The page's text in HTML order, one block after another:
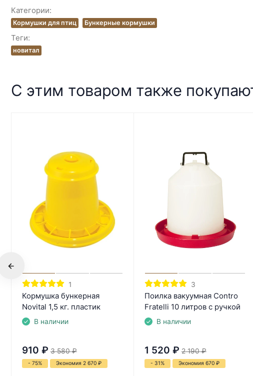
Категории:
Кормушки для птиц Бункерные кормушки
Теги:
новитал
С этим товаром также
1
Кормушка бункерная
Novital 1,5 кг. пластик
В наличии
910 ₽ 3 580 ₽
- 75% Экономия 2 670 ₽
3
Поилка вакуумная Contro
Fratelli 10 литров с ручкой
В наличии
1 520 ₽ 2 190 ₽
- 31% Экономия 670 ₽